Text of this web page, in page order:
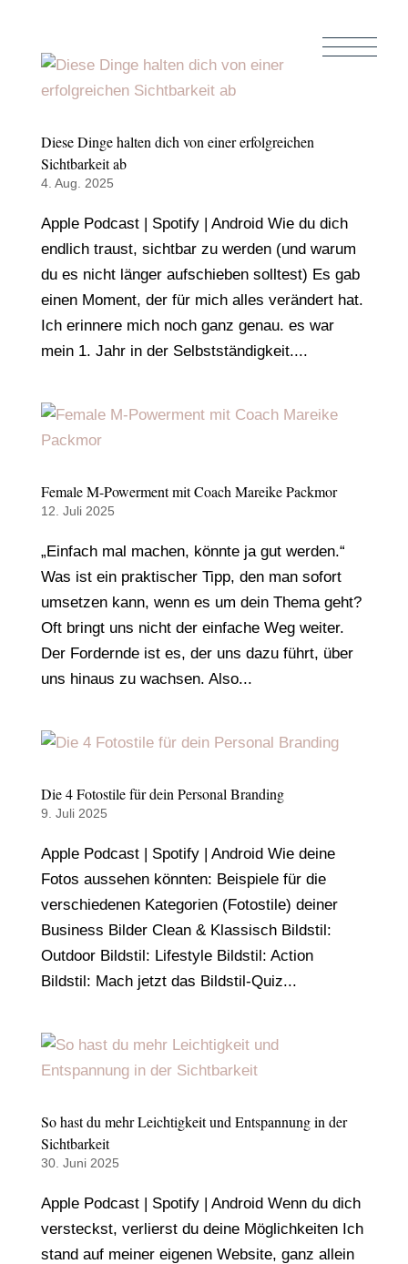
Diese Dinge halten dich von einer erfolgreichen
Sichtbarkeit ab
4. Aug. 2025
Apple Podcast | Spotify | Android Wie du dich
endlich traust, sichtbar zu werden (und warum
du es nicht länger aufschieben solltest) Es gab
einen Moment, der für mich alles verändert hat.
Ich erinnere mich noch ganz genau. es war
mein 1. Jahr in der Selbstständigkeit....
Female M-Powerment mit Coach Mareike Packmor
12. Juli 2025
„Einfach mal machen, könnte ja gut werden.“
Was ist ein praktischer Tipp, den man sofort
umsetzen kann, wenn es um dein Thema geht?
Oft bringt uns nicht der einfache Weg weiter.
Der Fordernde ist es, der uns dazu führt, über
uns hinaus zu wachsen. Also...
Die 4 Fotostile für dein Personal Branding
9. Juli 2025
Apple Podcast | Spotify | Android Wie deine
Fotos aussehen könnten: Beispiele für die
verschiedenen Kategorien (Fotostile) deiner
Business Bilder Clean & Klassisch Bildstil:
Outdoor Bildstil: Lifestyle Bildstil: Action
Bildstil: Mach jetzt das Bildstil-Quiz...
So hast du mehr Leichtigkeit und Entspannung in der
Sichtbarkeit
30. Juni 2025
Apple Podcast | Spotify | Android Wenn du dich
versteckst, verlierst du deine Möglichkeiten Ich
stand auf meiner eigenen Website, ganz allein